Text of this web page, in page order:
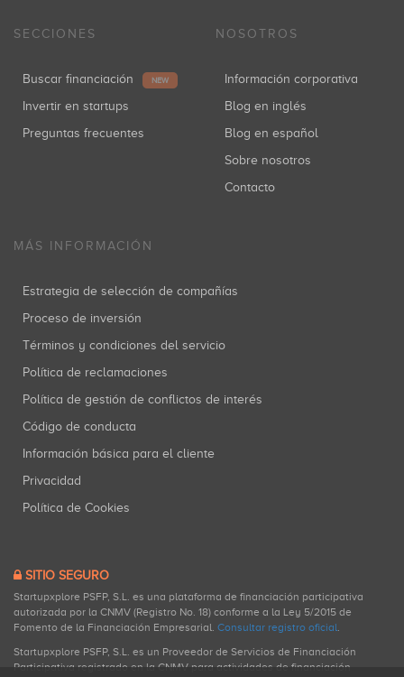
SECCIONES
Buscar financiación NEW
Invertir en startups
Preguntas frecuentes
NOSOTROS
Información corporativa
Blog en inglés
Blog en español
Sobre nosotros
Contacto
MÁS INFORMACIÓN
Estrategia de selección de compañías
Proceso de inversión
Términos y condiciones del servicio
Política de reclamaciones
Política de gestión de conflictos de interés
Código de conducta
Información básica para el cliente
Privacidad
Política de Cookies
SITIO SEGURO
Startupxplore PSFP, S.L. es una plataforma de financiación participativa
autorizada por la CNMV (Registro No. 18) conforme a la Ley 5/2015 de
Fomento de la Financiación Empresarial. Consultar registro oficial.
Startupxplore PSFP, S.L. es un Proveedor de Servicios de Financiación
Participativa registrado en la CNMV para actividades de financiación